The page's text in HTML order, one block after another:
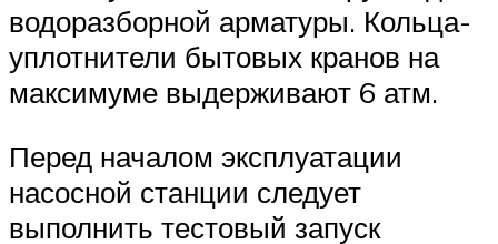
водоразборной арматуры. Кольца-
уплотнители бытовых кранов на
максимуме выдерживают 6 атм.
Перед началом эксплуатации
насосной станции следует
выполнить тестовый запуск